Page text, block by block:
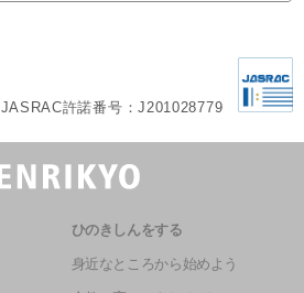
JASRAC許諾番号：J201028779
ひのきしんをする
身近なところから始めよう